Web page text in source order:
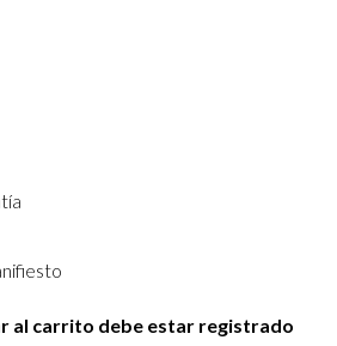
al carrito debe estar registrado